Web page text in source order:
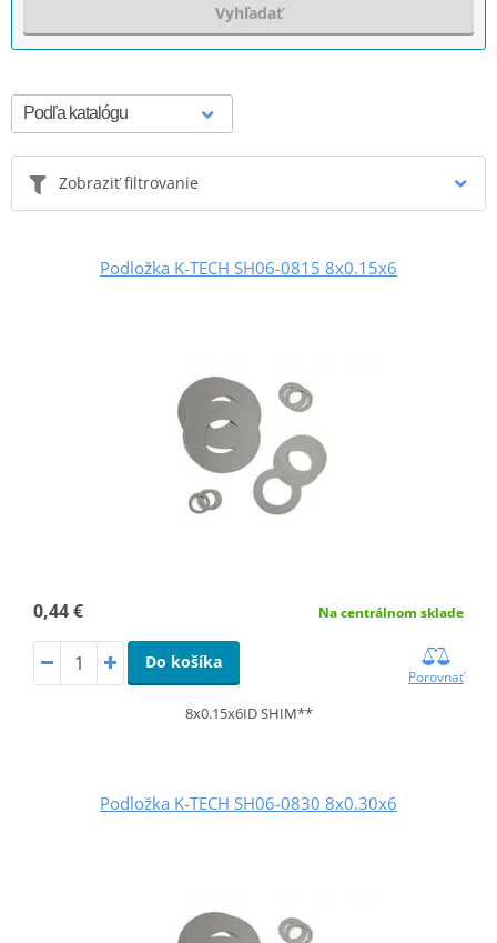
Vyhľadať
Zobraziť filtrovanie
Podložka K-TECH SH06-0815 8x0.15x6
0,44 € Na centrálnom sklade
Do košíka
Porovnať
8x0.15x6ID SHIM**
Podložka K-TECH SH06-0830 8x0.30x6